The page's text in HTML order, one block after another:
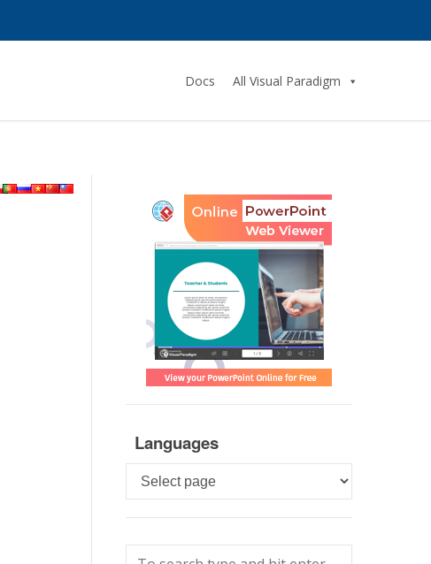
Docs All Visual Paradigm
Languages
Languages